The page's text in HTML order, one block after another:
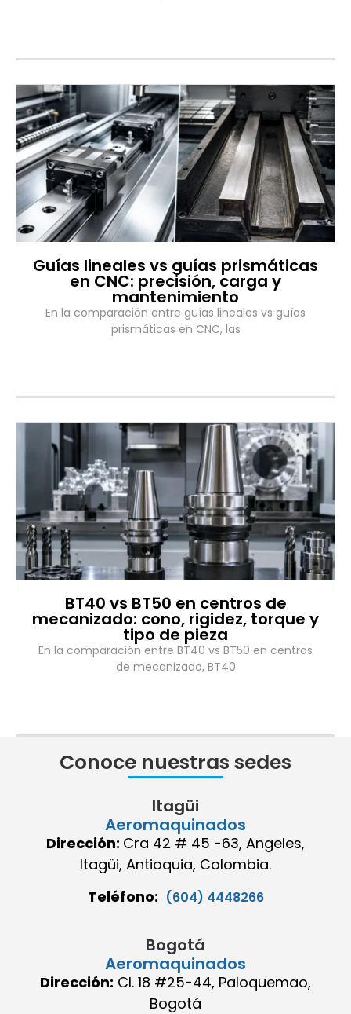
Guías lineales vs guías prismáticas
en CNC: precisión, carga y
mantenimiento
En la comparación entre guías lineales vs guías
prismáticas en CNC, las
BT40 vs BT50 en centros de
mecanizado: cono, rigidez, torque y
tipo de pieza
En la comparación entre BT40 vs BT50 en centros
de mecanizado, BT40
Conoce nuestras sedes
Itagüi
Aeromaquinados
Dirección: Cra 42 # 45 -63, Angeles,
Itagüi, Antioquia, Colombia.
Teléfono: (604) 4448266
Bogotá
Aeromaquinados
Dirección: Cl. 18 #25-44, Paloquemao,
Bogotá